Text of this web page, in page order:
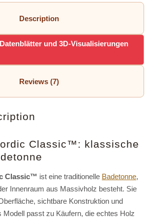
Description
und 3D-Visualisierungen
Reviews (7)
Classic™: klassische
Classic™ ist eine traditionelle Badetonne,
Innenraum aus Massivholz besteht. Sie
sichtbare Konstruktion und
Modell passt zu Käufern, die echtes Holz